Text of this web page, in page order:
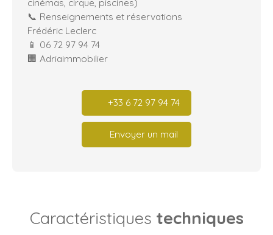
📞 Renseignements et réservations
Frédéric Leclerc
📱 06 72 97 94 74
🏢 Adriaimmobilier
+33 6 72 97 94 74
Envoyer un mail
Caractéristiques techniques